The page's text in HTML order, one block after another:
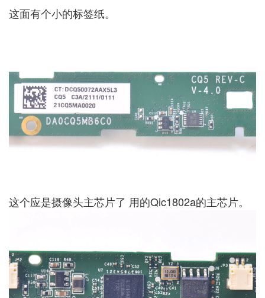
这面有个小的标签纸。
这个应是摄像头主芯片了 用的Qic1802a的主芯片。